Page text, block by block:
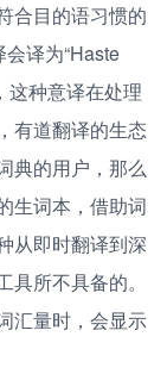
合目的语习惯的
译为“Haste
这种意译在处理
有道翻译的生态
典的用户，那么
生词本，借助词
从即时翻译到深
所不具备的。
汇量时，会显示